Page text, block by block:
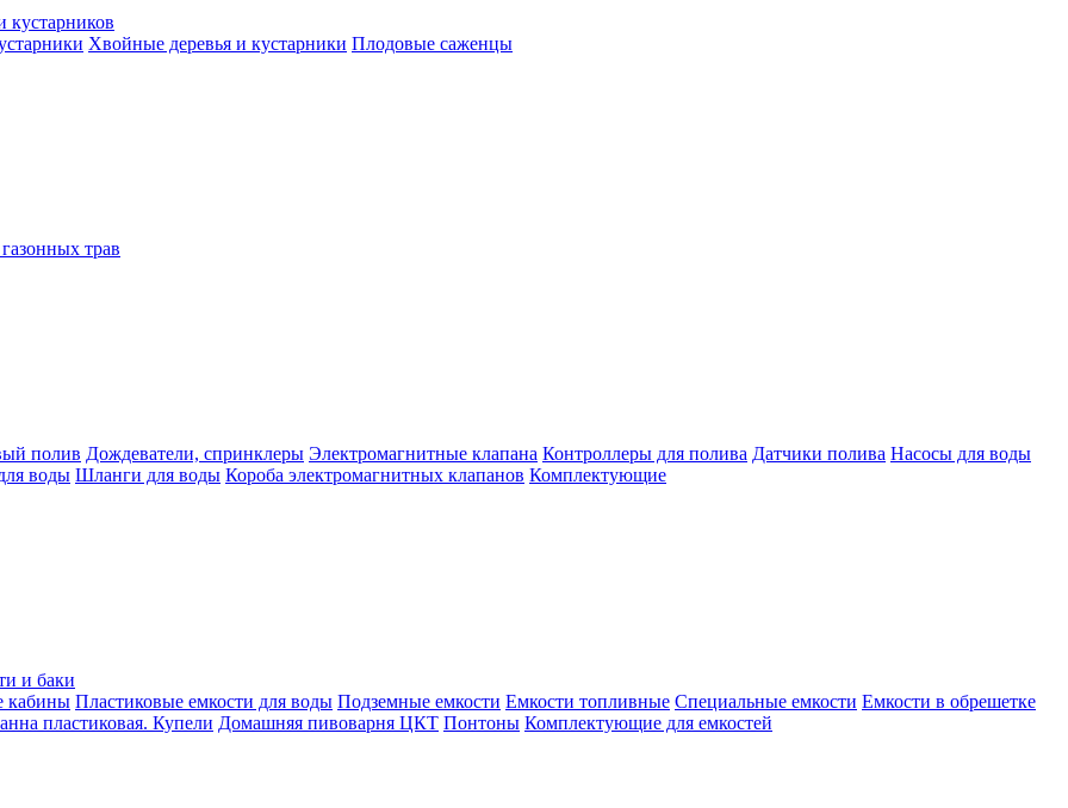
кустарников
Хвойные деревья и кустарники Плодовые саженцы
трав
полив Дождеватели, спринклеры Электромагнитные клапана Контроллеры для полива Датчики полива Насосы для воды
воды Шланги для воды Короба электромагнитных клапанов Комплектующие
и баки
кабины Пластиковые емкости для воды Подземные емкости Емкости топливные Специальные емкости Емкости в обрешетке
пластиковая. Купели Домашняя пивоварня ЦКТ Понтоны Комплектующие для емкостей